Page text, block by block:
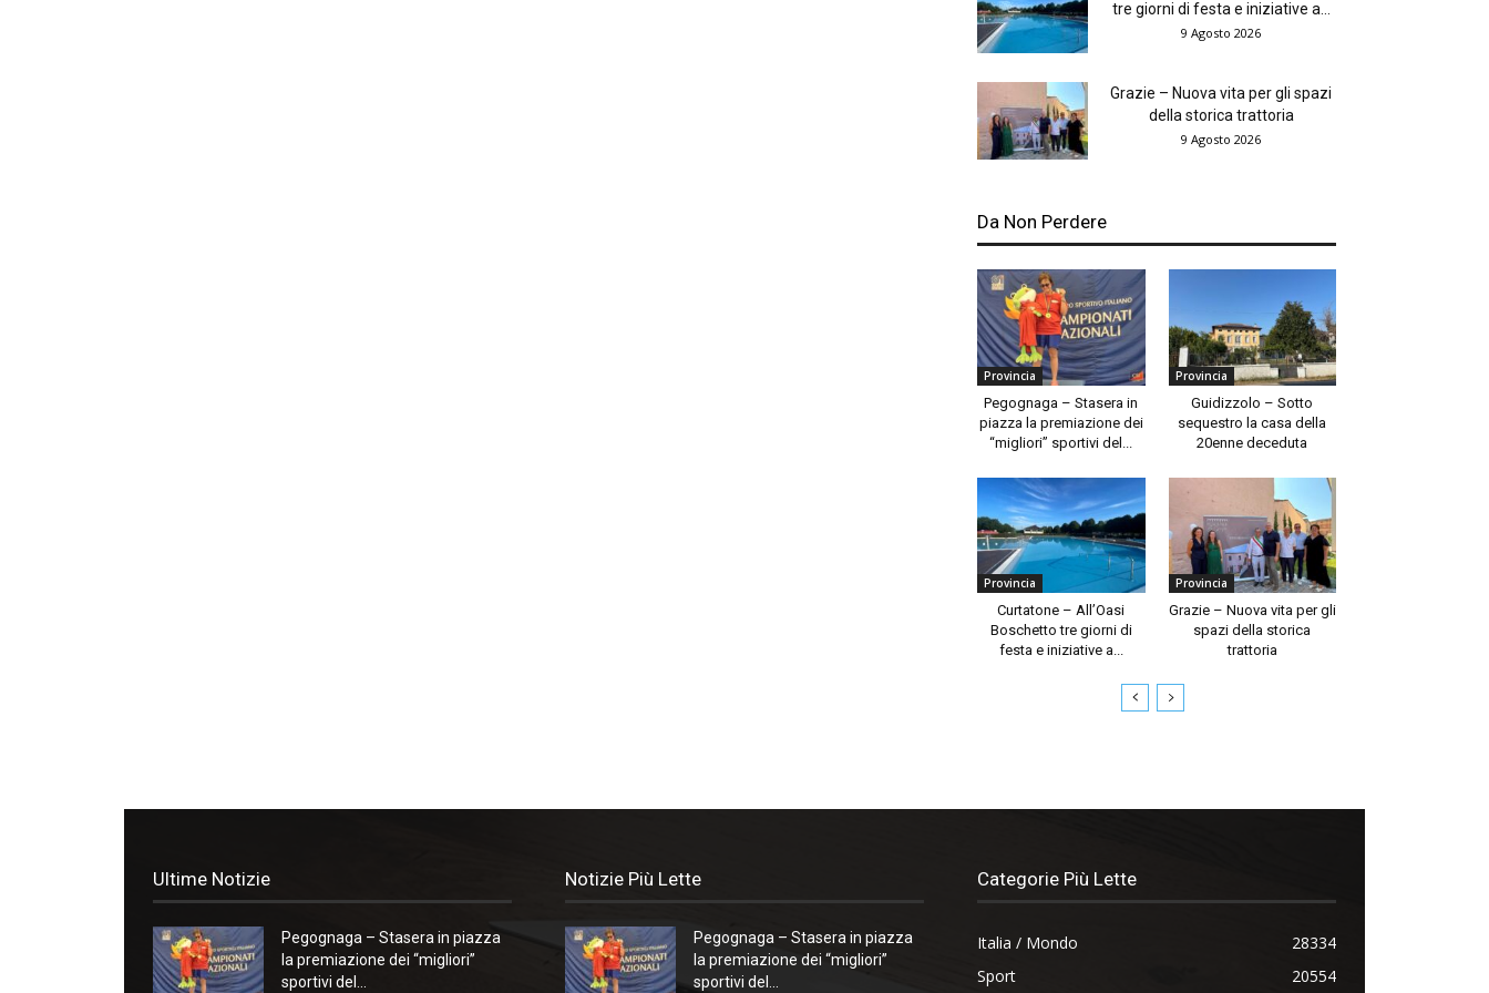
tre giorni di festa e iniziative a...
9 Agosto 2026
Grazie – Nuova vita per gli spazi
della storica trattoria
9 Agosto 2026
Da Non Perdere
Provincia
Pegognaga – Stasera in
piazza la premiazione dei
“migliori” sportivi del...
Provincia
Guidizzolo – Sotto
sequestro la casa della
20enne deceduta
Provincia
Curtatone – All’Oasi
Boschetto tre giorni di
festa e iniziative a...
Provincia
Grazie – Nuova vita per gli
spazi della storica
trattoria
Ultime Notizie
Pegognaga – Stasera in piazza
la premiazione dei “migliori”
sportivi del...
Notizie Più Lette
Pegognaga – Stasera in piazza
la premiazione dei “migliori”
sportivi del...
Categorie Più Lette
Italia / Mondo
28334
Sport
20554